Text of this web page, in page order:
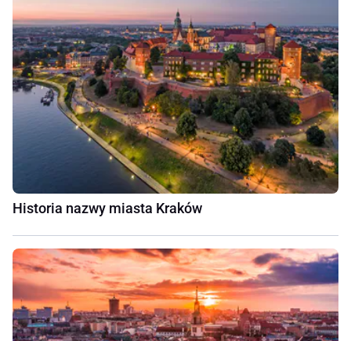
Historia nazwy miasta Kraków